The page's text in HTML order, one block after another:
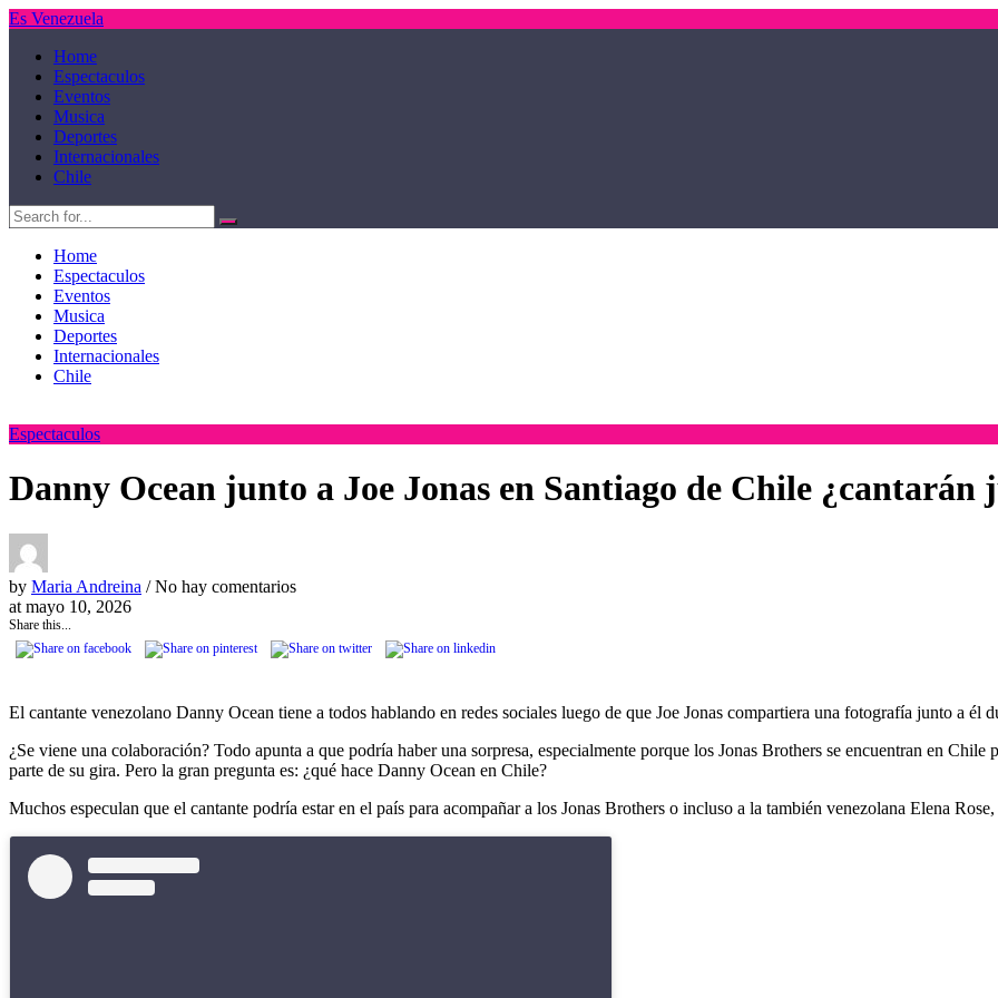
Es Venezuela
Home
Espectaculos
Eventos
Musica
Deportes
Internacionales
Chile
Home
Espectaculos
Eventos
Musica
Deportes
Internacionales
Chile
Espectaculos
Danny Ocean junto a Joe Jonas en Santiago de Chile ¿cantarán
by Maria Andreina / No hay comentarios
at mayo 10, 2026
Share this...
El cantante venezolano Danny Ocean tiene a todos hablando en redes sociales luego de que Joe Jonas compartiera una fotografía junto a él
¿Se viene una colaboración? Todo apunta a que podría haber una sorpresa, especialmente porque los Jonas Brothers se encuentran en
parte de su gira. Pero la gran pregunta es: ¿qué hace Danny Ocean en Chile?
Muchos especulan que el cantante podría estar en el país para acompañar a los Jonas Brothers o incluso a la también venezolana Elena